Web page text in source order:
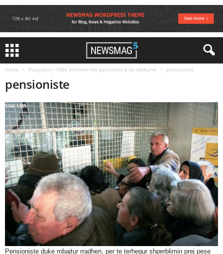
Home Punonjesi i ISSH, milioner me pensionet e të vdekurve pensioniste
pensioniste
Pensioniste duke mbajtur rradhen, per te terhequr shperblimin prej pese